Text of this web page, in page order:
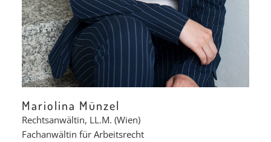
Mariolina Münzel
Rechtsanwältin, LL.M. (Wien)
Fachanwältin für Arbeitsrecht